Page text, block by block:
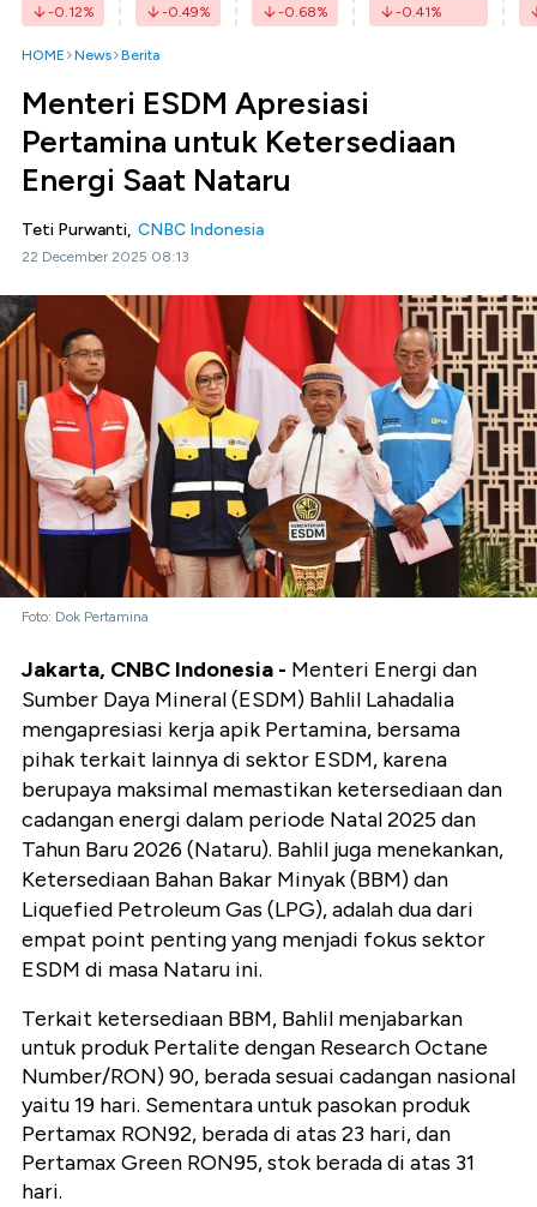
-0.12% -0.49% -0.68% -0.41%
HOME News Berita
Menteri ESDM Apresiasi
Pertamina untuk Ketersediaan
Energi Saat Nataru
Teti Purwanti, CNBC Indonesia
22 December 2025 08:13
Foto: Dok Pertamina
Jakarta, CNBC Indonesia - Menteri Energi dan
Sumber Daya Mineral (ESDM) Bahlil Lahadalia
mengapresiasi kerja apik Pertamina, bersama
pihak terkait lainnya di sektor ESDM, karena
berupaya maksimal memastikan ketersediaan dan
cadangan energi dalam periode Natal 2025 dan
Tahun Baru 2026 (Nataru). Bahlil juga menekankan,
Ketersediaan Bahan Bakar Minyak (BBM) dan
Liquefied Petroleum Gas (LPG), adalah dua dari
empat point penting yang menjadi fokus sektor
ESDM di masa Nataru ini.
Terkait ketersediaan BBM, Bahlil menjabarkan
untuk produk Pertalite dengan Research Octane
Number/RON) 90, berada sesuai cadangan nasional
yaitu 19 hari. Sementara untuk pasokan produk
Pertamax RON92, berada di atas 23 hari, dan
Pertamax Green RON95, stok berada di atas 31
hari.